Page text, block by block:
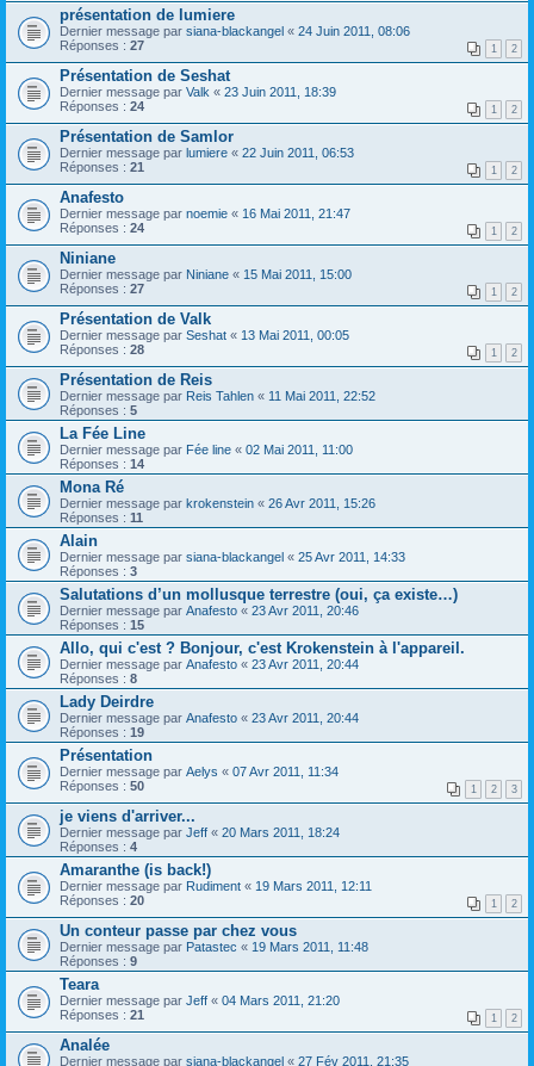
présentation de lumiere
Dernier message par siana-blackangel « 24 Juin 2011, 08:06
Réponses : 27 1 2
Présentation de Seshat
Dernier message par Valk « 23 Juin 2011, 18:39
Réponses : 24 1 2
Présentation de Samlor
Dernier message par lumiere « 22 Juin 2011, 06:53
Réponses : 21 1 2
Anafesto
Dernier message par noemie « 16 Mai 2011, 21:47
Réponses : 24 1 2
Niniane
Dernier message par Niniane « 15 Mai 2011, 15:00
Réponses : 27 1 2
Présentation de Valk
Dernier message par Seshat « 13 Mai 2011, 00:05
Réponses : 28 1 2
Présentation de Reis
Dernier message par Reis Tahlen « 11 Mai 2011, 22:52
Réponses : 5
La Fée Line
Dernier message par Fée line « 02 Mai 2011, 11:00
Réponses : 14
Mona Ré
Dernier message par krokenstein « 26 Avr 2011, 15:26
Réponses : 11
Alain
Dernier message par siana-blackangel « 25 Avr 2011, 14:33
Réponses : 3
Salutations d’un mollusque terrestre (oui, ça existe…)
Dernier message par Anafesto « 23 Avr 2011, 20:46
Réponses : 15
Allo, qui c'est ? Bonjour, c'est Krokenstein à l'appareil.
Dernier message par Anafesto « 23 Avr 2011, 20:44
Réponses : 8
Lady Deirdre
Dernier message par Anafesto « 23 Avr 2011, 20:44
Réponses : 19
Présentation
Dernier message par Aelys « 07 Avr 2011, 11:34
Réponses : 50 1 2 3
je viens d'arriver...
Dernier message par Jeff « 20 Mars 2011, 18:24
Réponses : 4
Amaranthe (is back!)
Dernier message par Rudiment « 19 Mars 2011, 12:11
Réponses : 20 1 2
Un conteur passe par chez vous
Dernier message par Patastec « 19 Mars 2011, 11:48
Réponses : 9
Teara
Dernier message par Jeff « 04 Mars 2011, 21:20
Réponses : 21 1 2
Analée
Dernier message par siana-blackangel « 27 Fév 2011, 21:35